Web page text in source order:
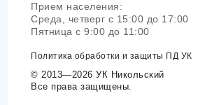
Прием населения:
Среда, четверг с 15:00 до 17:00
Пятница с 9:00 до 11:00
Политика обработки и защиты ПД УК
© 2013—2026 УК Никольский
Все права защищены.